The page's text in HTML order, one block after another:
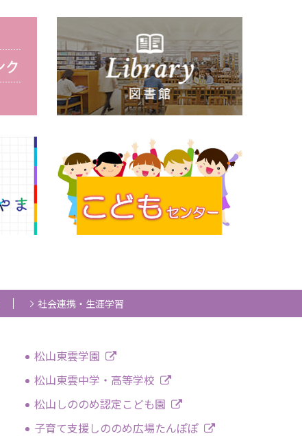
社会連携・生涯学習
松山東雲学園
松山東雲中学・高等学校
松山しののめ認定こども園
子育て支援しののめ広場たんぽぽ